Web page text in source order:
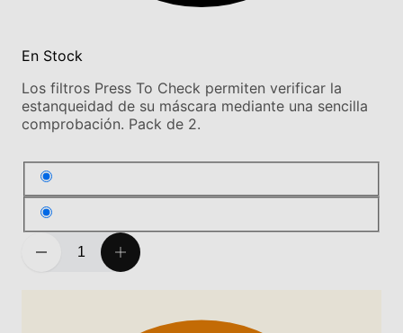
En Stock
Los filtros Press To Check permiten verificar la
estanqueidad de su máscara mediante una sencilla
comprobación. Pack de 2.